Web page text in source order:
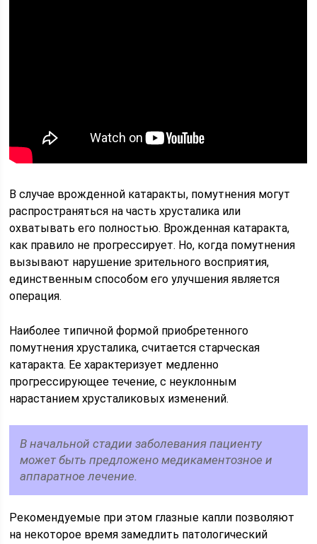
В случае врожденной катаракты, помутнения могут
распространяться на часть хрусталика или
охватывать его полностью. Врожденная катаракта,
как правило не прогрессирует. Но, когда помутнения
вызывают нарушение зрительного восприятия,
единственным способом его улучшения является
операция.
Наиболее типичной формой приобретенного
помутнения хрусталика, считается старческая
катаракта. Ее характеризует медленно
прогрессирующее течение, с неуклонным
нарастанием хрусталиковых изменений.
В начальной стадии заболевания пациенту
может быть предложено медикаментозное и
аппаратное лечение.
Рекомендуемые при этом глазные капли позволяют
на некоторое время замедлить патологический